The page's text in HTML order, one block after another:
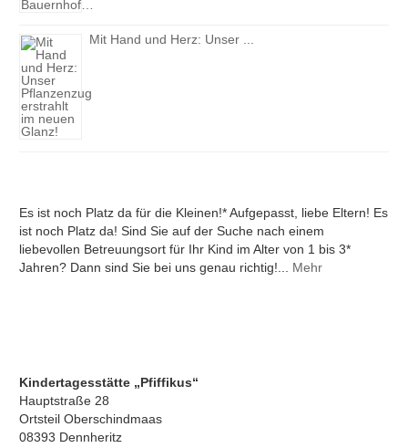
Weihnachten in der Kita P...
Mit Hand und Herz: Unser ...
Es ist noch Platz da für die Kleinen!* Aufgepasst, liebe Eltern! Es
ist noch Platz da! Sind Sie auf der Suche nach einem
liebevollen Betreuungsort für Ihr Kind im Alter von 1 bis 3*
Jahren? Dann sind Sie bei uns genau richtig!...